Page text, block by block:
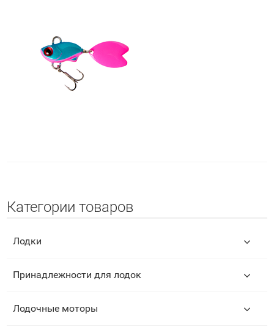
Категории товаров
Лодки
Принадлежности для лодок
Лодочные моторы